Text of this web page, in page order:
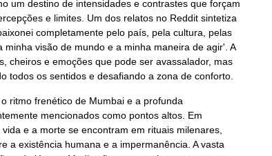
um destino de intensidades e contrastes que forçam
e limites. Um dos relatos no Reddit sintetiza
completamente pelo país, pela cultura, pelas
visão de mundo e a minha maneira de agir'. A
cheiros e emoções que pode ser avassalador, mas
todos os sentidos e desafiando a zona de conforto.
ritmo frenético de Mumbai e a profunda
mencionados como pontos altos. Em
e a morte se encontram em rituais milenares,
a existência humana e a impermanência. A vasta